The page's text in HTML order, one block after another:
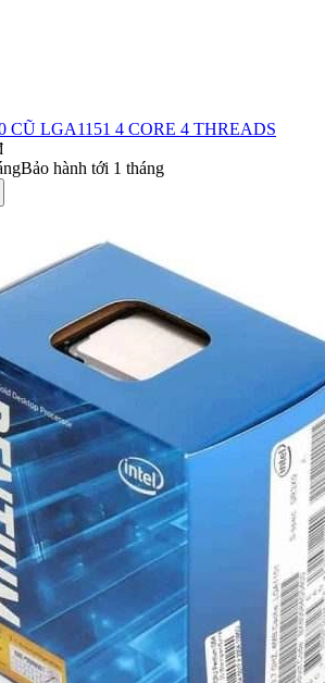
CŨ LGA1151 4 CORE 4 THREADS
Bảo hành tới 1 tháng